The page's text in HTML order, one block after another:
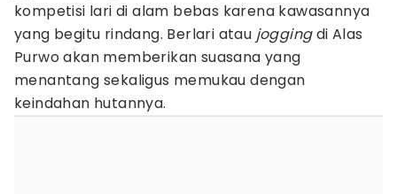
kompetisi lari di alam bebas karena kawasannya
yang begitu rindang. Berlari atau joggingdi Alas
Purwo akan memberikan suasana yang
menantang sekaligus memukau dengan
keindahan hutannya.